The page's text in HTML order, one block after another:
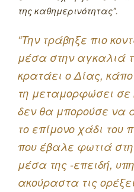
της καθημερινότητας”.
“Την τράβηξε πιο
μέσα στην αγκαλιά
κρατάει ο Δίας,
τη μεταμορφώσει σε
δεν θα μπορούσε να
το επίμονο χάδι του
που έβαλε φωτιά
μέσα της -επειδή,
ακούραστα τις